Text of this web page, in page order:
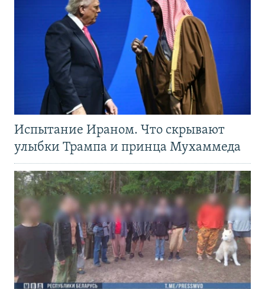
Испытание Ираном. Что скрывают
улыбки Трампа и принца Мухаммеда